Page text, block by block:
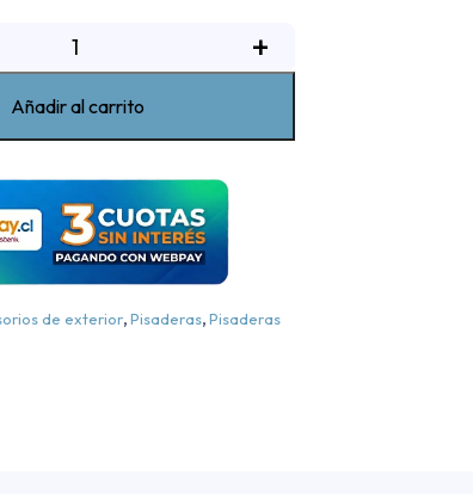
+
Añadir al carrito
de exterior,Pisaderas,Pisaderas